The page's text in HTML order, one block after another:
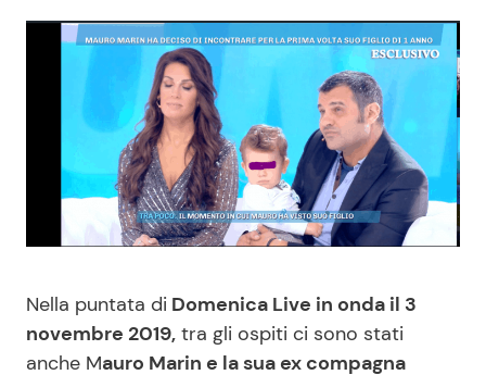
Benessere
Moda e Style
Mondo Mamma
News benessere
Cucina e Ricette
Consigli di Cucina
Dolci
Le Ricette in TV
Primi Piatti
Nella puntata di Domenica Live in onda il 3
novembre 2019, tra gli ospiti ci sono stati
anche Mauro Marin e la sua ex compagna